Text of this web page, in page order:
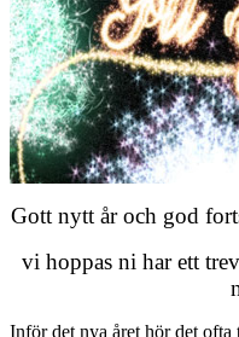
Gott nytt år och god
vi hoppas ni har ett
Inför det nya året hör det